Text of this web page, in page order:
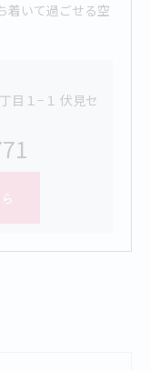
着いて過ごせる空
目１−１ 伏見セ